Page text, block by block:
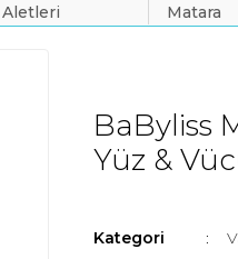
Aletleri
Matara
BaByliss
Yüz &
Kategori